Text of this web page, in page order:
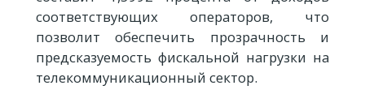
соответствующих операторов, что
позволит обеспечить прозрачность и
предсказуемость фискальной нагрузки на
телекоммуникационный сектор.